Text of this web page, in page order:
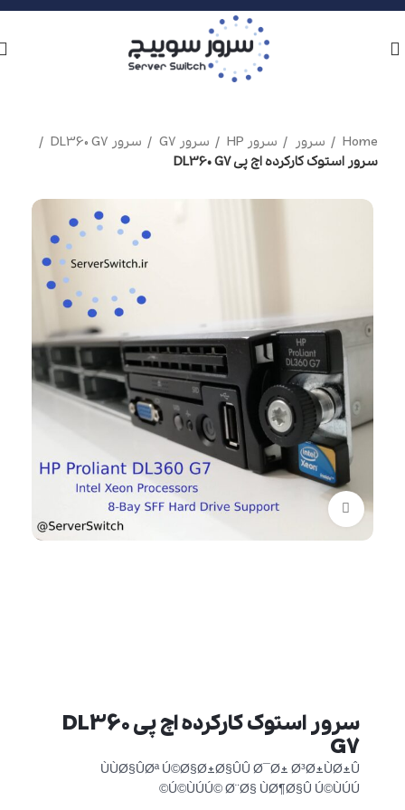
Home سرور سرور HP سرور G7
سرور DL360 G7
سرور استوک کارکرده اچ پی DL360 G7
برای بزرگنمایی کلیک کنید
سرور استوک کارکرده اچ پی DL360
G7
ÙÙØ§ÛØª Ú©Ø§Ø±Ø§ÛÛ Ø¯Ø± Ø³Ø±ÙØ±Û
Ú©ÙÚÚ© Ø¨Ø§ ÙØ¶Ø§Û Ú©ÙÚÚ©